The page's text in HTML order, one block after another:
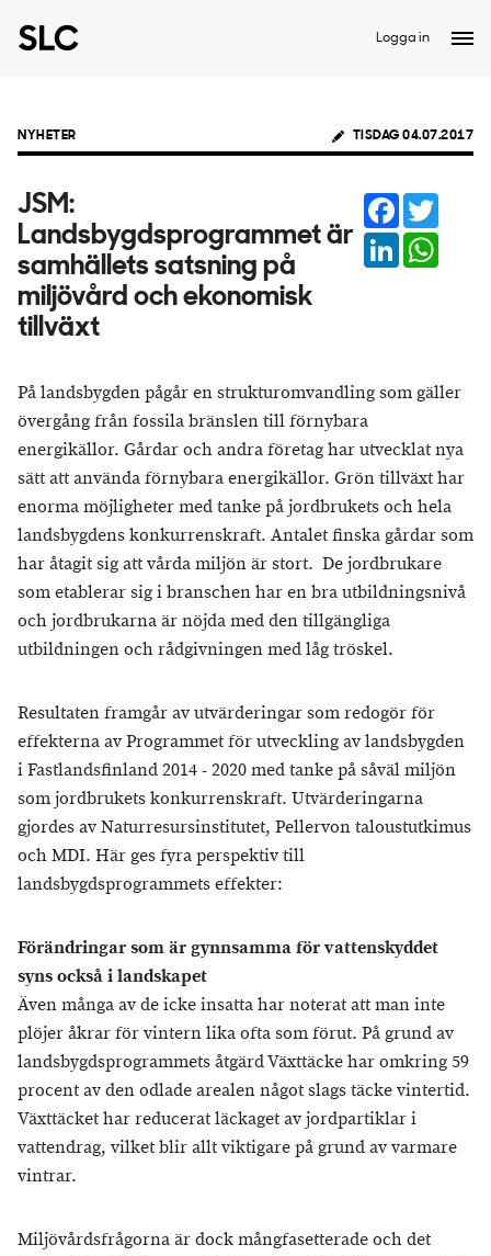
Logga in
NYHETER TISDAG 04.07.2017
JSM:
Landsbygdsprogrammet är
samhällets satsning på
miljövård och ekonomisk
tillväxt
Facebook
LinkedIn
På landsbygden pågår en strukturomvandling som gäller
övergång från fossila bränslen till förnybara
energikällor. Gårdar och andra företag har utvecklat nya
sätt att använda förnybara energikällor. Grön tillväxt har
enorma möjligheter med tanke på jordbrukets och hela
landsbygdens konkurrenskraft. Antalet finska gårdar som
har åtagit sig att vårda miljön är stort. De jordbrukare
som etablerar sig i branschen har en bra utbildningsnivå
och jordbrukarna är nöjda med den tillgängliga
utbildningen och rådgivningen med låg tröskel.
Resultaten framgår av utvärderingar som redogör för
effekterna av Programmet för utveckling av landsbygden
i Fastlandsfinland 2014 - 2020 med tanke på såväl miljön
som jordbrukets konkurrenskraft. Utvärderingarna
gjordes av Naturresursinstitutet, Pellervon taloustutkimus
och MDI. Här ges fyra perspektiv till
landsbygdsprogrammets effekter:
Förändringar som är gynnsamma för vattenskyddet
syns också i landskapet
Även många av de icke insatta har noterat att man inte
plöjer åkrar för vintern lika ofta som förut. På grund av
landsbygdsprogrammets åtgärd Växttäcke har omkring 59
procent av den odlade arealen något slags täcke vintertid.
Växttäcket har reducerat läckaget av jordpartiklar i
vattendrag, vilket blir allt viktigare på grund av varmare
vintrar.
Miljövårdsfrågorna är dock mångfasetterade och det